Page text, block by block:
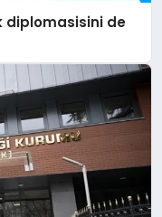
diplomasisini de